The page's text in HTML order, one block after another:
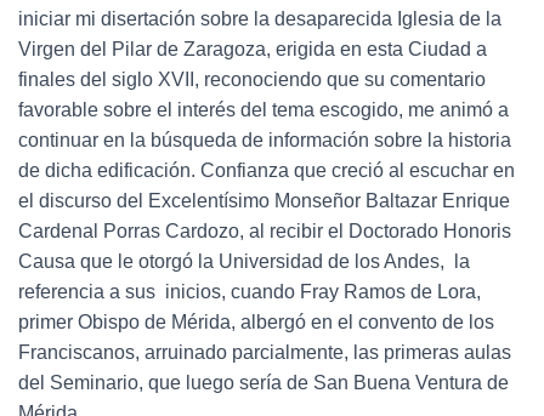
iniciar mi disertación sobre la desaparecida Iglesia de la
Virgen del Pilar de Zaragoza, erigida en esta Ciudad a
finales del siglo XVII, reconociendo que su comentario
favorable sobre el interés del tema escogido, me animó a
continuar en la búsqueda de información sobre la historia
de dicha edificación. Confianza que creció al escuchar en
el discurso del Excelentísimo Monseñor Baltazar Enrique
Cardenal Porras Cardozo, al recibir el Doctorado Honoris
Causa que le otorgó la Universidad de los Andes, la
referencia a sus inicios, cuando Fray Ramos de Lora,
primer Obispo de Mérida, albergó en el convento de los
Franciscanos, arruinado parcialmente, las primeras aulas
del Seminario, que luego sería de San Buena Ventura de